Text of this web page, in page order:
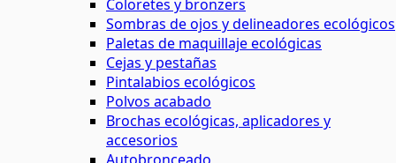
Coloretes y bronzers
Sombras de ojos y delineadores ecológicos
Paletas de maquillaje ecológicas
Cejas y pestañas
Pintalabios ecológicos
Polvos acabado
Brochas ecológicas, aplicadores y
accesorios